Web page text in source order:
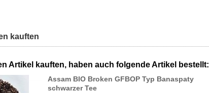
kauften
Artikel kauften, haben auch folgende Artikel bestellt:
Assam BIO Broken GFBOP Typ Banaspaty
schwarzer Tee